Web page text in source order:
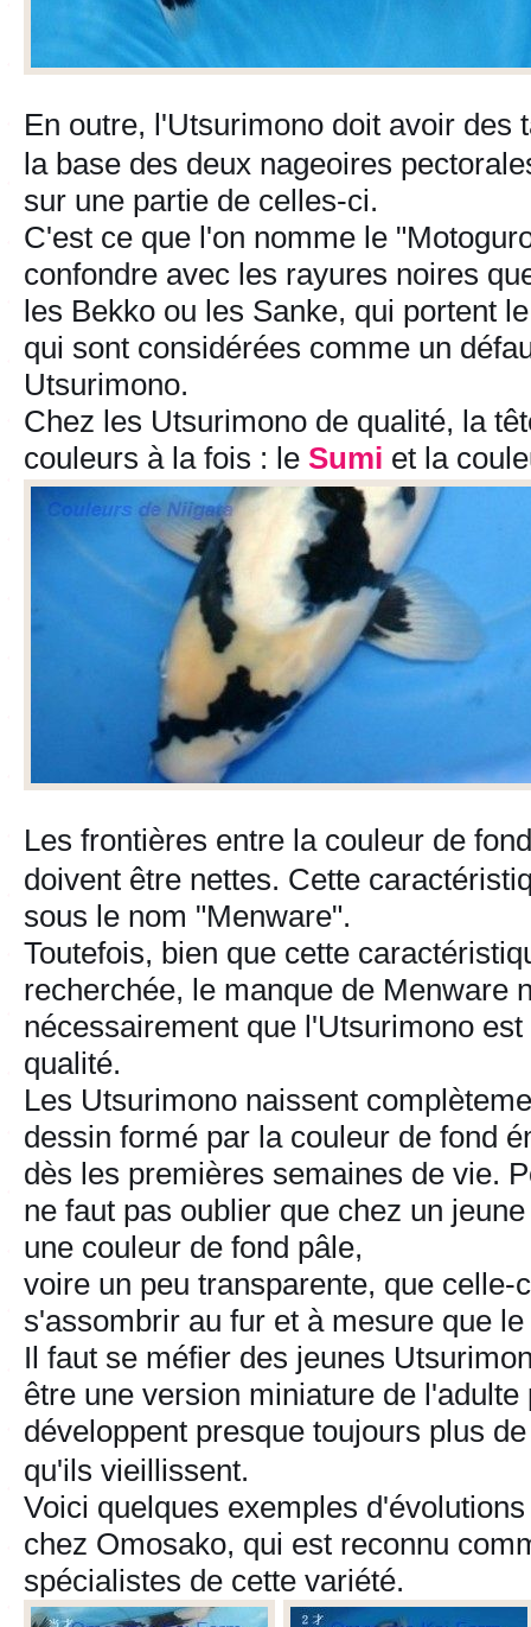
En outre, l'Utsurimono doit avoir des
la base des deux nageoires
sur une partie de celles-ci.
C'est ce que l'on nomme le
confondre avec les rayures noires
les Bekko ou les Sanke, qui portent
qui sont considérées comme un
Utsurimono.
Chez les Utsurimono de qualité, la
couleurs à la fois : le Sumi et la
Les frontières entre la couleur de
doivent être nettes. Cette
sous le nom "Menware".
Toutefois, bien que cette
recherchée, le manque de Menware
nécessairement que l'Utsurimono
qualité.
Les Utsurimono naissent
dessin formé par la couleur de fond
dès les premières semaines de vie.
ne faut pas oublier que chez un
une couleur de fond pâle,
voire un peu transparente, que celle-
s'assombrir au fur et à mesure que
Il faut se méfier des jeunes
être une version miniature de
développent presque toujours plus
qu'ils vieillissent.
Voici quelques exemples
chez Omosako, qui est reconnu
spécialistes de cette variété.